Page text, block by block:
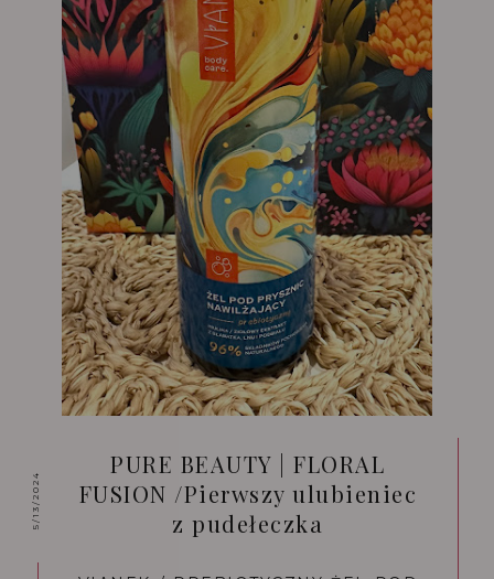
5/13/2024
PURE BEAUTY | FLORAL
FUSION /Pierwszy ulubieniec
z pudełeczka